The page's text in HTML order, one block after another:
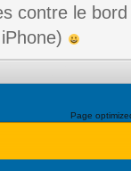
contre le
Page